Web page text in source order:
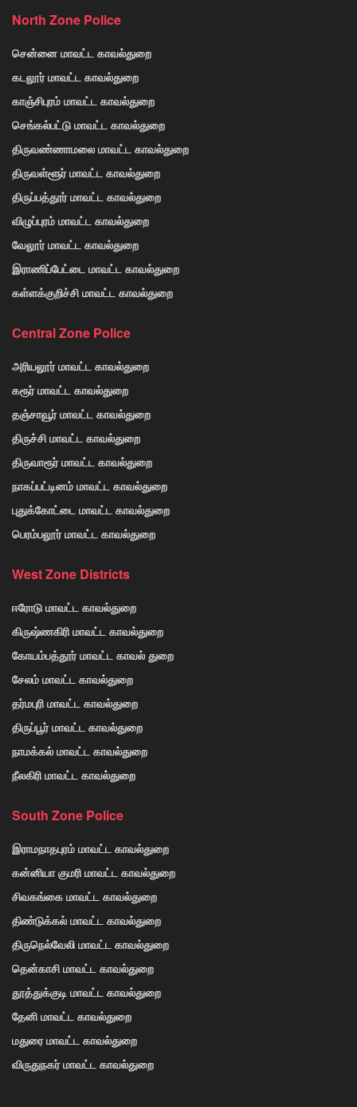
North Zone Police
சென்னை மாவட்ட காவல்துறை
கடலூர் மாவட்ட காவல்துறை
காஞ்சிபுரம் மாவட்ட காவல்துறை
செங்கல்பட்டு மாவட்ட காவல்துறை
திருவண்ணாமலை மாவட்ட காவல்துறை
திருவள்ளூர் மாவட்ட காவல்துறை
திருப்பத்தூர் மாவட்ட காவல்துறை
விழுப்புரம் மாவட்ட காவல்துறை
வேலூர் மாவட்ட காவல்துறை
இராணிப்பேட்டை மாவட்ட காவல்துறை
கள்ளக்குறிச்சி மாவட்ட காவல்துறை
Central Zone Police
அரியலூர் மாவட்ட காவல்துறை
கரூர் மாவட்ட காவல்துறை
தஞ்சாவூர் மாவட்ட காவல்துறை
திருச்சி மாவட்ட காவல்துறை
திருவாரூர் மாவட்ட காவல்துறை
நாகப்பட்டினம் மாவட்ட காவல்துறை
புதுக்கோட்டை மாவட்ட காவல்துறை
பெரம்பலூர் மாவட்ட காவல்துறை
West Zone Districts
ஈரோடு மாவட்ட காவல்துறை
கிருஷ்ணகிரி மாவட்ட காவல்துறை
கோயம்பத்தூர் மாவட்ட காவல் துறை
சேலம் மாவட்ட காவல்துறை
தர்மபுரி மாவட்ட காவல்துறை
திருப்பூர் மாவட்ட காவல்துறை
நாமக்கல் மாவட்ட காவல்துறை
நீலகிரி மாவட்ட காவல்துறை
South Zone Police
இராமநாதபுரம் மாவட்ட காவல்துறை
கன்னியா குமரி மாவட்ட காவல்துறை
சிவகங்கை மாவட்ட காவல்துறை
திண்டுக்கல் மாவட்ட காவல்துறை
திருநெல்வேலி மாவட்ட காவல்துறை
தென்காசி மாவட்ட காவல்துறை
தூத்துக்குடி மாவட்ட காவல்துறை
தேனி மாவட்ட காவல்துறை
மதுரை மாவட்ட காவல்துறை
விருதுநகர் மாவட்ட காவல்துறை